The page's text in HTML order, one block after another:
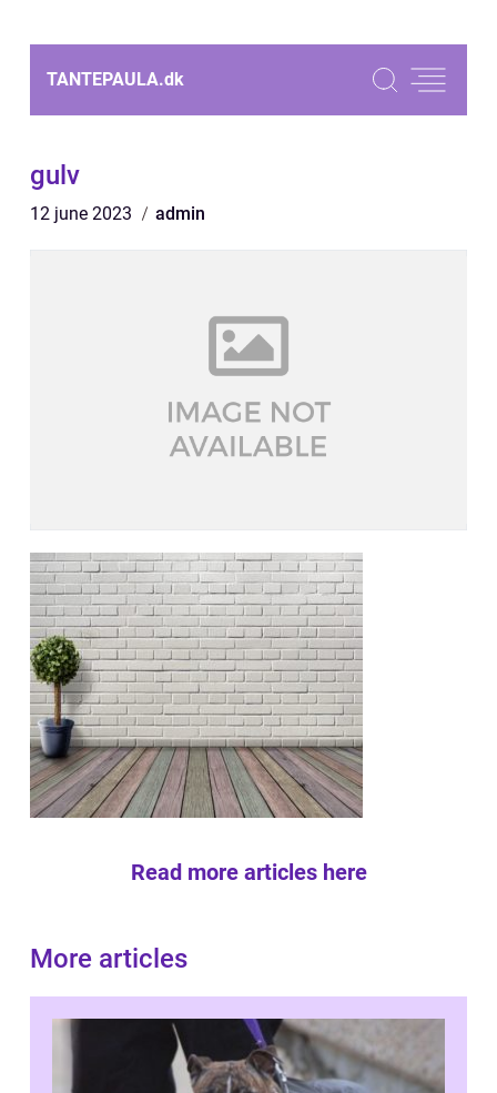
TANTEPAULA.dk
gulv
12 june 2023 admin
Read more articles here
More articles